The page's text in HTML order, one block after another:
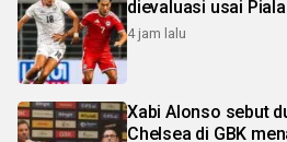
dievaluasi usai
4 jam lalu
Xabi Alonso sebut
Chelsea di GBK